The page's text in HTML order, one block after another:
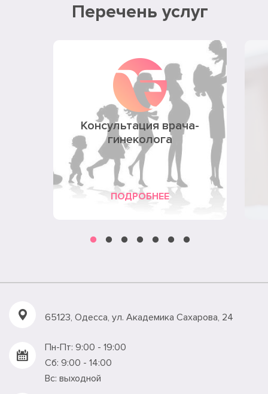
Перечень услуг
Консультация врача-
гинеколога
ПОДРОБНЕЕ
65123, Одесса, ул. Академика Сахарова, 24
Пн-Пт: 9:00 - 19:00
Сб: 9:00 - 14:00
Вс: выходной